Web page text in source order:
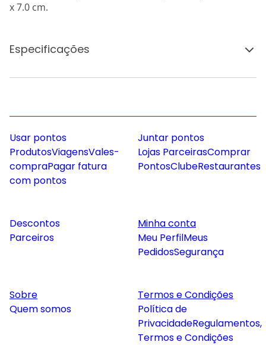
x 7.0 cm.
Especificações
Usar pontos
ProdutosViagensVales-
compraPagar fatura
com pontos
Juntar pontos
Lojas ParceirasComprar
PontosClubeRestaurantes
Descontos
Parceiros
Minha conta
Meu PerfilMeus
PedidosSegurança
Sobre
Quem somos
Termos e Condições
Política de
PrivacidadeRegulamentos,
Termos e Condições